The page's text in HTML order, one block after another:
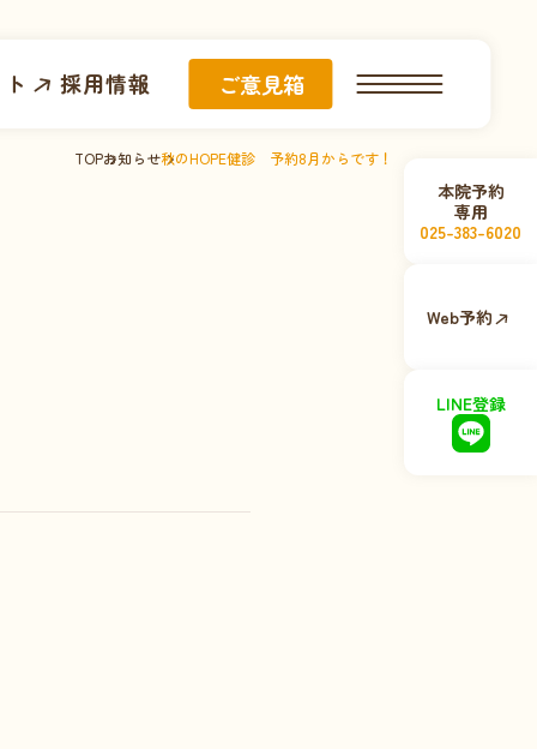
採用情報 ご意見箱
本院予約
専用
025-383-6020
Web予約
LINE登録
TOPお知らせ秋のHOPE健診 予約8月からです！